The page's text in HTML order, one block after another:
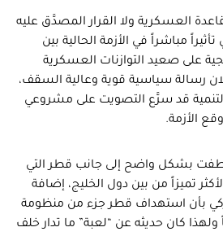
العسكرية ولا القرار المصدَّق عليه
مباشراً في الأزمة الحالية بين
على صعيد التوازنات العسكرية
رسالة سياسية قوية وعالية السقف،
قد سرَّع التصويت على مشروعي
الأزمة.
بشكل واضح إلى جانب قطر التي
تميزاً من بين دول الخليج، إضافة
بأن استهداف قطر جزء من منظومة
كان حديثه عن “لعبة” ما تدار خلف